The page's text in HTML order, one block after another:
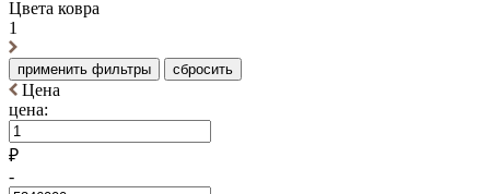
Цвета ковра
1
применить фильтры сбросить
Цена
цена:
₽
-